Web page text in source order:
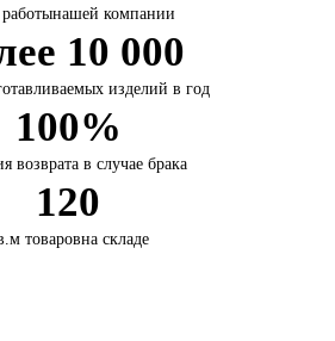
нашей компании
10 000
изделий в год
100%
возврата в случае брака
120
товаровна складе